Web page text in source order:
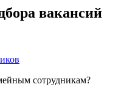
вакансий
сотрудникам?